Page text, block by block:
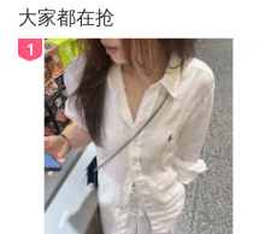
大家都在抢
1